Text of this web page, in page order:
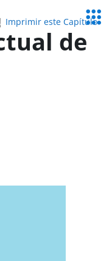
Imprimir este Capítulo
de